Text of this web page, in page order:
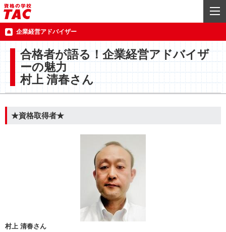
企業経営アドバイザー
合格者が語る！企業経営アドバイザ
ーの魅力
村上 清春さん
★資格取得者★
村上 清春さん